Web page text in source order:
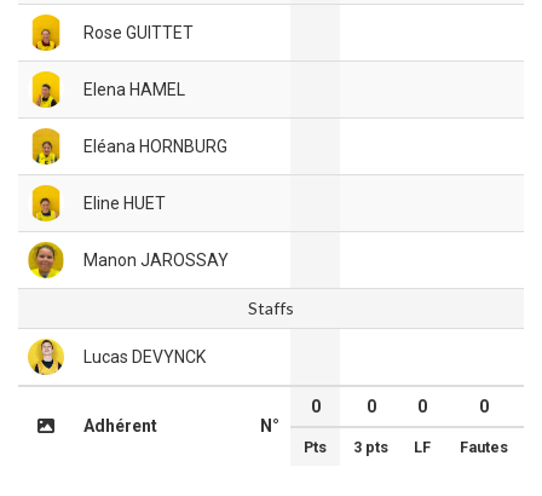
Rose GUITTET
Elena HAMEL
Eléana HORNBURG
Eline HUET
Manon JAROSSAY
Staffs
Lucas DEVYNCK
Adhérent N°
0 0 0 0
Pts 3 pts LF Fautes